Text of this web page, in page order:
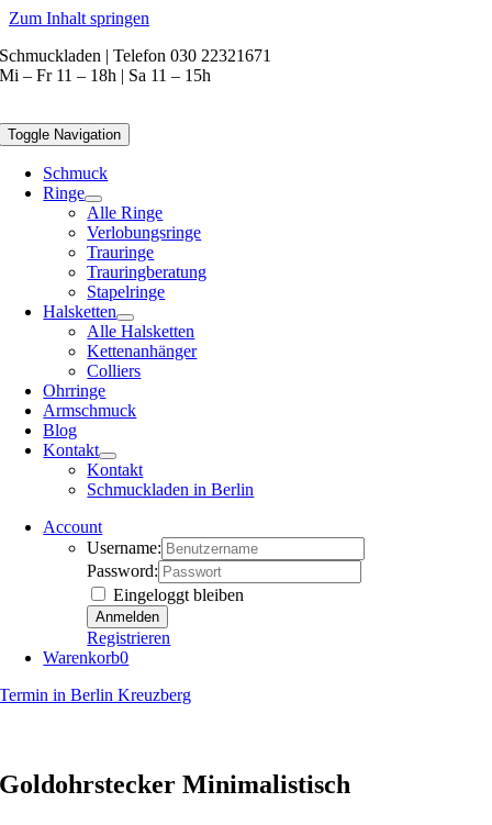
Zum Inhalt springen
Schmuckladen | Telefon 030 22321671
Mi – Fr 11 – 18h | Sa 11 – 15h
Toggle Navigation
Schmuck
Ringe
Alle Ringe
Verlobungsringe
Trauringe
Trauringberatung
Stapelringe
Halsketten
Alle Halsketten
Kettenanhänger
Colliers
Ohrringe
Armschmuck
Blog
Kontakt
Kontakt
Schmuckladen in Berlin
Account
Username:
Password:
Eingeloggt bleiben
Registrieren
Warenkorb0
Termin in Berlin Kreuzberg
Goldohrstecker Minimalistisch